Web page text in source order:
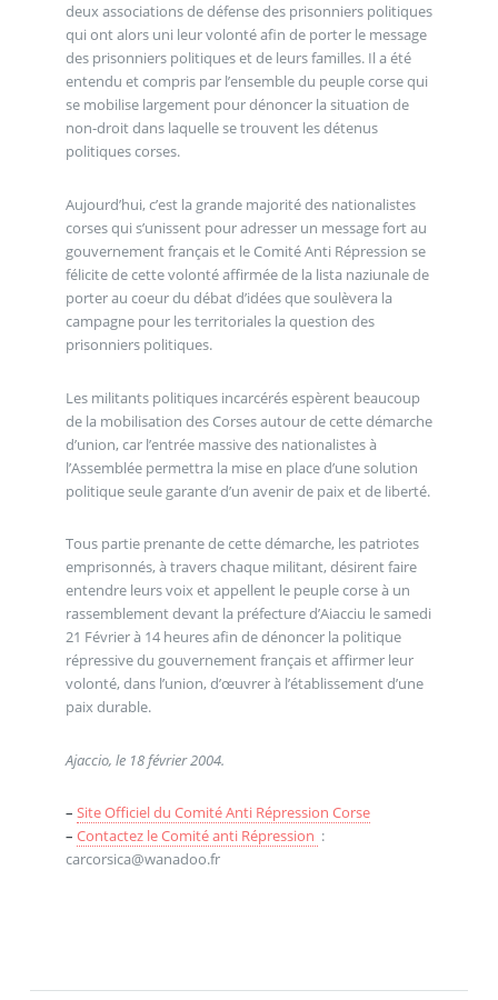
deux associations de défense des prisonniers politiques
qui ont alors uni leur volonté afin de porter le message
des prisonniers politiques et de leurs familles. Il a été
entendu et compris par l’ensemble du peuple corse qui
se mobilise largement pour dénoncer la situation de
non-droit dans laquelle se trouvent les détenus
politiques corses.
Aujourd’hui, c’est la grande majorité des nationalistes
corses qui s’unissent pour adresser un message fort au
gouvernement français et le Comité Anti Répression se
félicite de cette volonté affirmée de la lista naziunale de
porter au coeur du débat d’idées que soulèvera la
campagne pour les territoriales la question des
prisonniers politiques.
Les militants politiques incarcérés espèrent beaucoup
de la mobilisation des Corses autour de cette démarche
d’union, car l’entrée massive des nationalistes à
l’Assemblée permettra la mise en place d’une solution
politique seule garante d’un avenir de paix et de liberté.
Tous partie prenante de cette démarche, les patriotes
emprisonnés, à travers chaque militant, désirent faire
entendre leurs voix et appellent le peuple corse à un
rassemblement devant la préfecture d’Aiacciu le samedi
21 Février à 14 heures afin de dénoncer la politique
répressive du gouvernement français et affirmer leur
volonté, dans l’union, d’œuvrer à l’établissement d’une
paix durable.
Ajaccio, le 18 février 2004.
– Site Officiel du Comité Anti Répression Corse
– Contactez le Comité anti Répression :
carcorsica@wanadoo.fr